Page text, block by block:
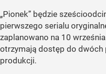
„Pionek” będzie
pierwszego serialu
zaplanowano na 10
otrzymają dostęp do
produkcji.